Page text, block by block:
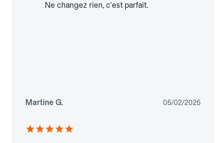
Ne changez rien, c'est parfait.
Martine G. 05/02/2025